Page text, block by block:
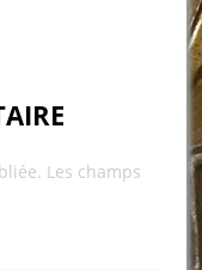
Les champs